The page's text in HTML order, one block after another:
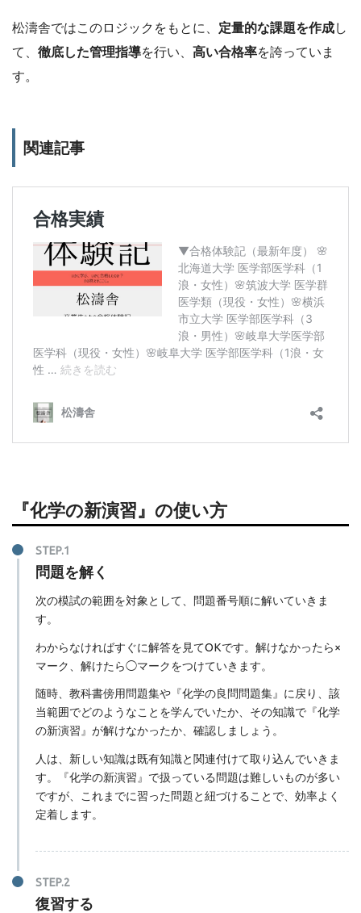
4. 無機物質の性質 47 27 17 3
5. 有機物質の性質 72 21 42 9
松濤舎ではこのロジックをもとに、 定量的な課題を作成し
て、 徹底した管理指導を行い、 高い合格率を誇っていま
す。
関連記事
『化学の新演習』の使い方
問題を解く
次の模試の範囲を対象として、問題番号順に解いていきま
す。
わからなければすぐに解答を見てOKです。解けなかったら×
マーク、解けたら◯マークをつけていきます。
随時、教科書傍用問題集や『化学の良問問題集』に戻り、該
当範囲でどのようなことを学んでいたか、その知識で『化学
の新演習』が解けなかったか、確認しましょう。
人は、新しい知識は既有知識と関連付けて取り込んでいきま
す。『化学の新演習』で扱っている問題は難しいものが多い
ですが、これまでに習った問題と紐づけることで、効率よく
定着します。
復習する